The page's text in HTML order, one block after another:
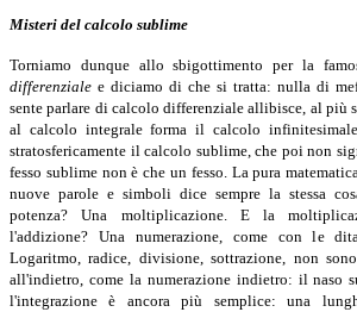
Misteri del calcolo sublime
Torniamo dunque allo sbigottimento per la
differenziale e diciamo di che si tratta: nulla di
sente parlare di calcolo differenziale allibisce, al più
al calcolo integrale forma il calcolo
stratosfericamente il calcolo sublime, che poi non
fesso sublime non è che un fesso. La pura
nuove parole e simboli dice sempre la stessa
potenza? Una moltiplicazione. E la
l'addizione? Una numerazione, come con le
Logaritmo, radice, divisione, sottrazione, non
all'indietro, come la numerazione indietro: il naso
l'integrazione è ancora più semplice: una